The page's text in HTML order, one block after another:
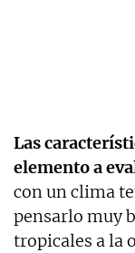
Las
elemento a
con un clima
pensarlo muy
tropicales a la